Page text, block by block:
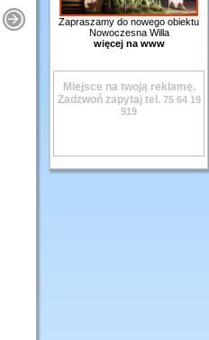
Zapraszamy do nowego obiektu
Nowoczesna Willa
więcej na www
Miejsce na twoją reklamę.
Zadzwoń zapytaj tel. 75 64 19
919